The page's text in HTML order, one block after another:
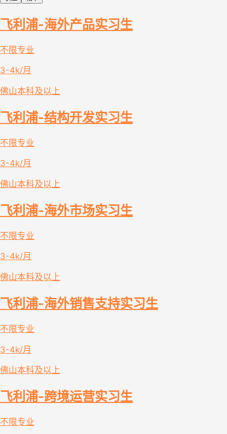
飞利浦-海外产品实习生
不限专业
3-4k/月
佛山本科及以上
飞利浦-结构开发实习生
不限专业
3-4k/月
佛山本科及以上
飞利浦-海外市场实习生
不限专业
3-4k/月
佛山本科及以上
飞利浦-海外销售支持实习生
不限专业
3-4k/月
佛山本科及以上
飞利浦-跨境运营实习生
不限专业